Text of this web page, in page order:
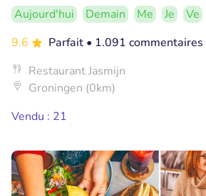
Aujourd'hui Demain Me Je
Ve
9.6
Parfait • 1.091 commentaires
Restaurant Jasmijn
Groningen (0km)
Vendu : 21